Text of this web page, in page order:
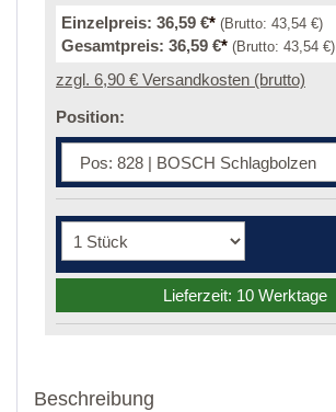
Einzelpreis: 36,59 €* (Brutto: 43,54 €)
Gesamtpreis: 36,59 €* (Brutto: 43,54 €)
zzgl. 6,90 € Versandkosten (brutto)
Position:
Lieferzeit: 10 Werktage
Beschreibung